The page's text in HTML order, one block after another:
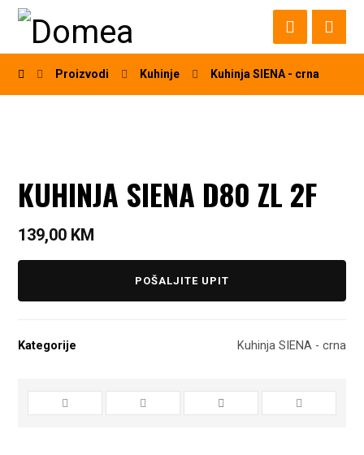
Proizvodi Kuhinje Kuhinja SIENA - crna
KUHINJA SIENA D80 ZL 2F
139,00 KM
POŠALJITE UPIT
Kategorije Kuhinja SIENA - crna